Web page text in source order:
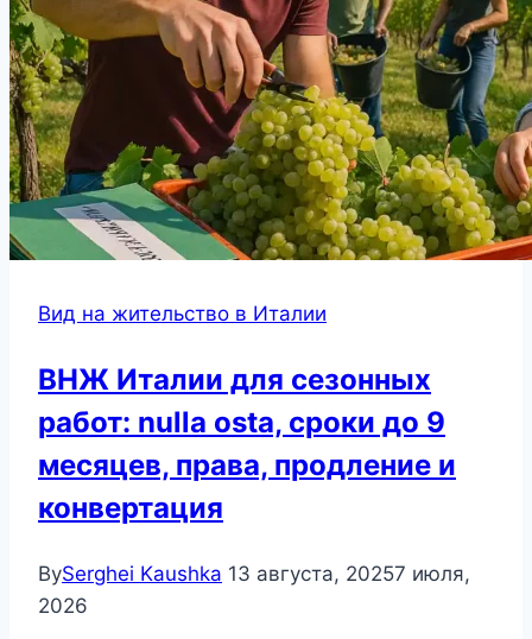
Вид на жительство в Италии
ВНЖ Италии для сезонных
работ: nulla osta, сроки до 9
месяцев, права, продление и
конвертация
BySerghei Kaushka 13 августа, 20257 июля,
2026